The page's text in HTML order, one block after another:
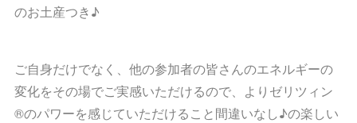
のお土産つき♪
ご自身だけでなく、他の参加者の皆さんのエネルギーの
変化をその場でご実感いただけるので、よりゼリツィン
®︎のパワーを感じていただけること間違いなし♪の楽しい